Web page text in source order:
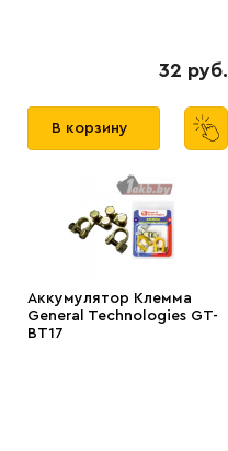
32 руб.
В корзину
Аккумулятор Клемма
General Technologies GT-
BT17